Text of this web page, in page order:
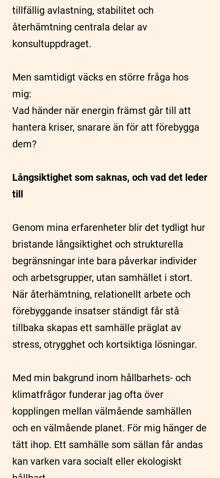
tillfällig avlastning, stabilitet och
återhämtning centrala delar av
konsultuppdraget.
Men samtidigt väcks en större fråga hos
mig:
Vad händer när energin främst går till att
hantera kriser, snarare än för att förebygga
dem?
Långsiktighet som saknas, och vad det leder
till
Genom mina erfarenheter blir det tydligt hur
bristande långsiktighet och strukturella
begränsningar inte bara påverkar individer
och arbetsgrupper, utan samhället i stort.
När återhämtning, relationellt arbete och
förebyggande insatser ständigt får stå
tillbaka skapas ett samhälle präglat av
stress, otrygghet och kortsiktiga lösningar.
Med min bakgrund inom hållbarhets- och
klimatfrågor funderar jag ofta över
kopplingen mellan välmående samhällen
och en välmående planet. För mig hänger de
tätt ihop. Ett samhälle som sällan får andas
kan varken vara socialt eller ekologiskt